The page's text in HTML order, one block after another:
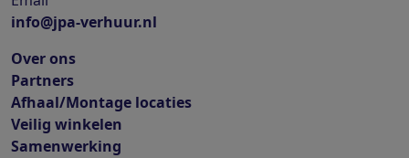
info@jpa-verhuur.nl
Over ons
Partners
Afhaal/Montage locaties
Veilig winkelen
Samenwerking